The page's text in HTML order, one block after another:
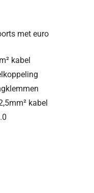
met euro
kabel
kabel